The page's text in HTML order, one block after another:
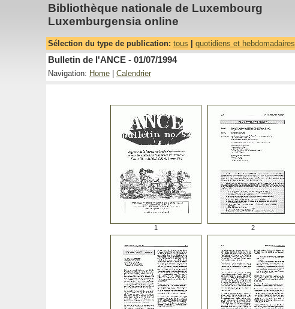
Bibliothèque nationale de Luxembourg
Luxemburgensia online
Sélection du type de publication: tous quotidiens et hebdomadaires
Bulletin de l'ANCE - 01/07/1994
Navigation: Home| Calendrier
1 2